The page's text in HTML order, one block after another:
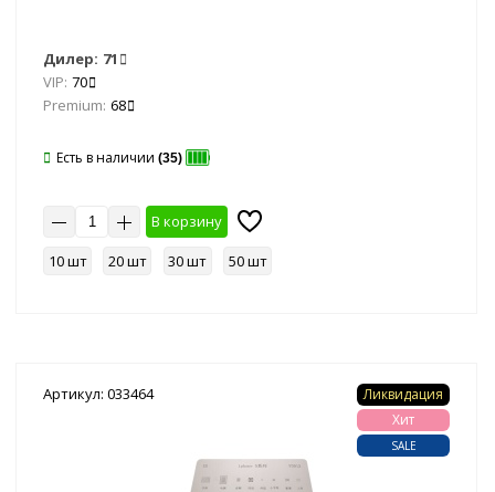
Дилер: 71
VIP: 70
Premium: 68
Есть в наличии (35)
В корзину
10 шт
20 шт 30 шт 50 шт
Артикул: 033464
Ликвидация
Хит
SALE